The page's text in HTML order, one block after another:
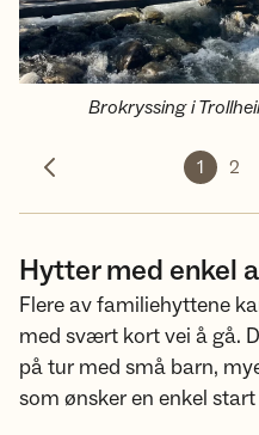
Brokryssing i
Forrige bilde
1 2
Hytter med enkel
Flere av familiehyttene
med svært kort vei å gå.
på tur med små barn,
som ønsker en enkel